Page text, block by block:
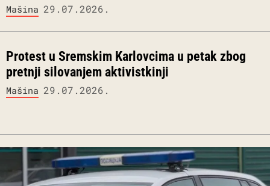
Mašina 29.07.2026.
Protest u Sremskim Karlovcima u petak zbog
pretnji silovanjem aktivistkinji
Mašina 29.07.2026.